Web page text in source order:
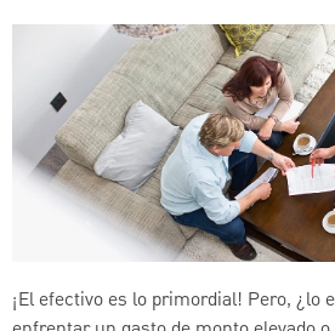
¡El efectivo es lo primordial! Pero, ¿lo